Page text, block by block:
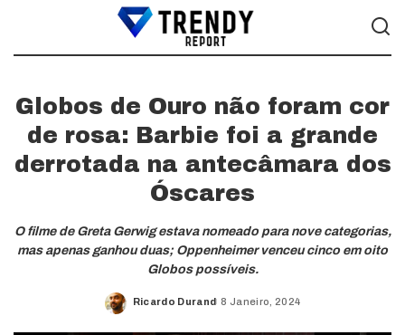
Globos de Ouro não foram cor
de rosa: Barbie foi a grande
derrotada na antecâmara dos
Óscares
O filme de Greta Gerwig estava nomeado para nove categorias,
mas apenas ganhou duas; Oppenheimer venceu cinco em oito
Globos possíveis.
Posted
Ricardo Durand 8 Janeiro, 2024